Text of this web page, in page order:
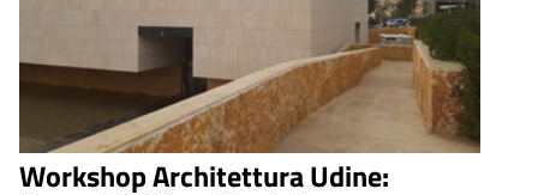
Workshop Architettura Udine: